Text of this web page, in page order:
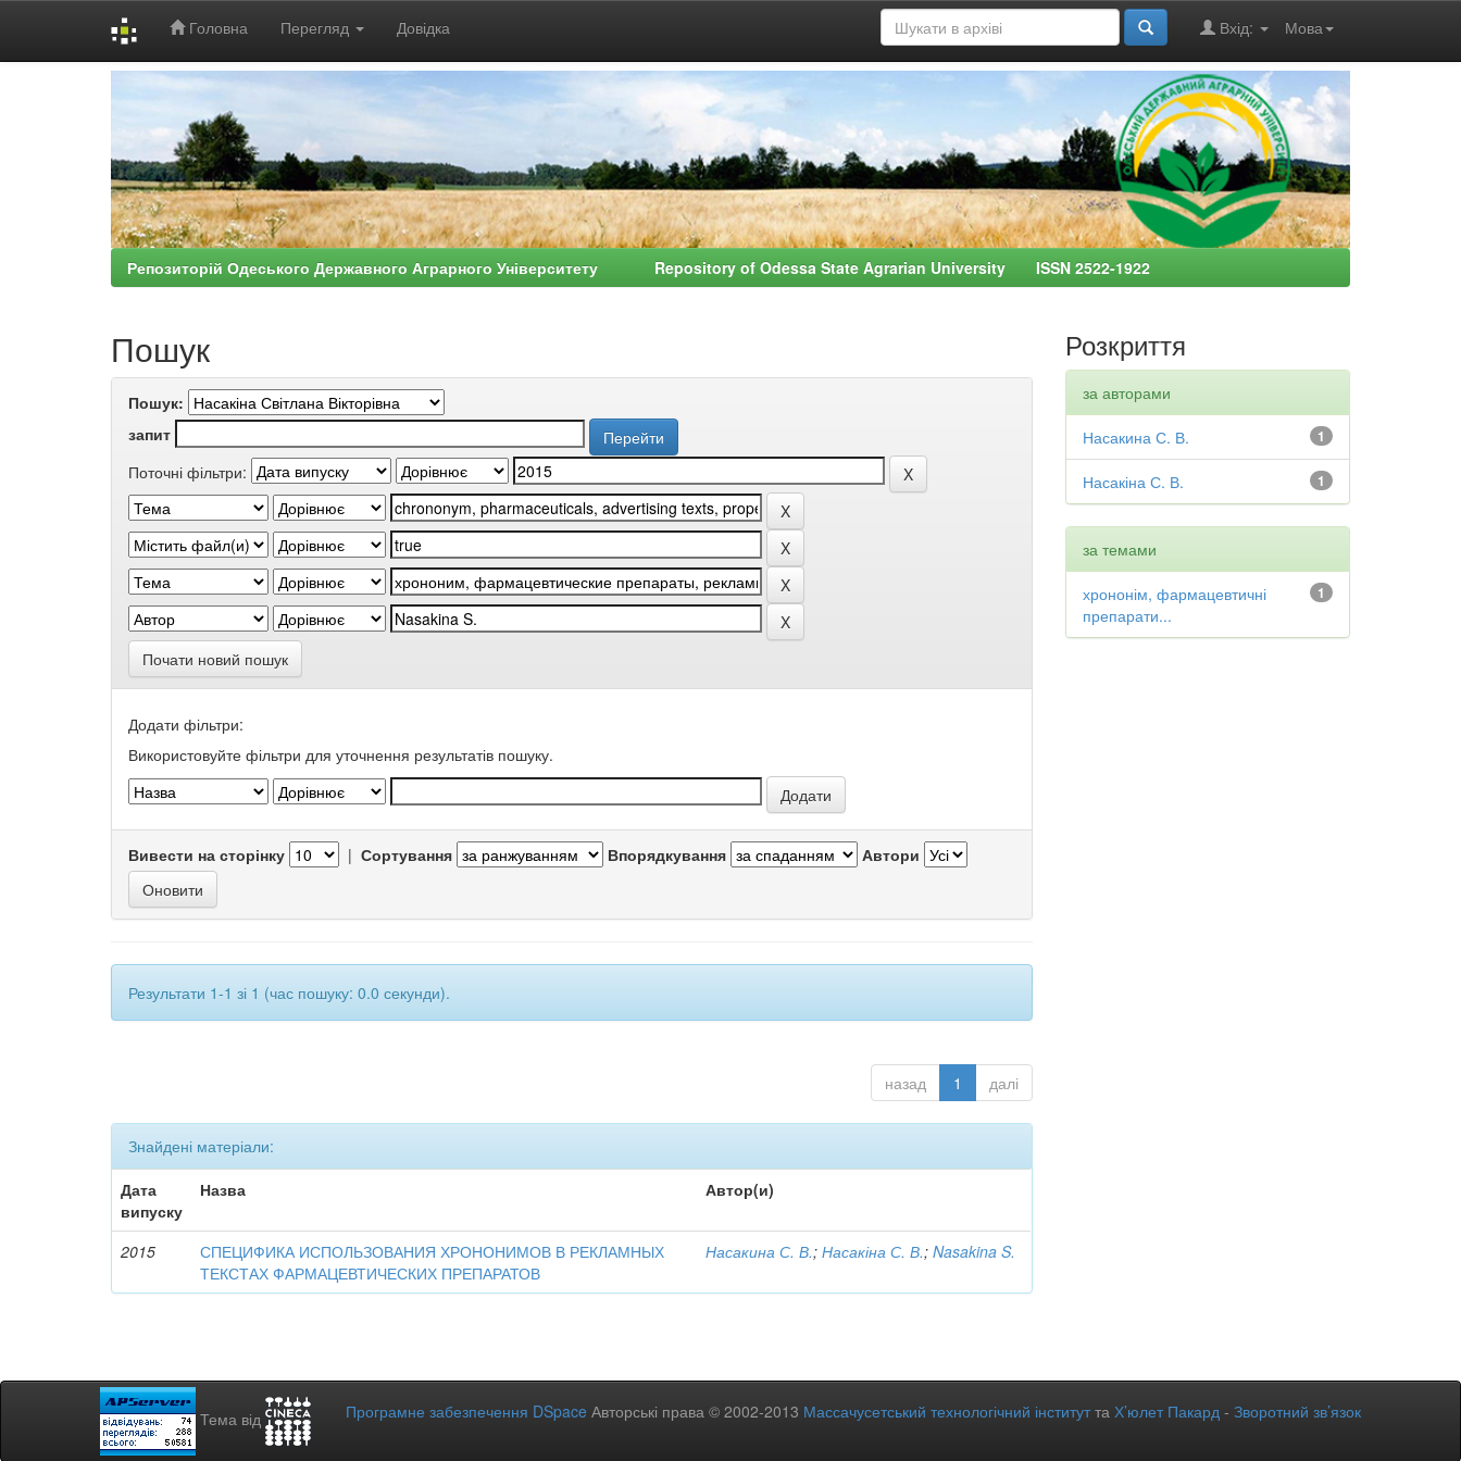
Головна Перегляд Довідка Мова
Вхід:
Репозиторій Одеського Державного Аграрного Університету Repository of Odessa State Agrarian University ISSN 2522-1922
Пошук
Пошук:
запит
Поточні фільтри:
Почати новий пошук
Додати фільтри:
Використовуйте фільтри для уточнення результатів пошуку.
Вивести на сторінку | Сортування Впорядкування Автори
Результати 1-1 зі 1 (час пошуку: 0.0 секунди).
назад 1 далі
Знайдені матеріали:
Дата
випуску
Назва Автор(и)
2015
СПЕЦИФИКА ИСПОЛЬЗОВАНИЯ ХРОНОНИМОВ В РЕКЛАМНЫХ
ТЕКСТАХ ФАРМАЦЕВТИЧЕСКИХ ПРЕПАРАТОВ
Насакина С. В.;Насакіна С. В.;Nasakina S.
Розкриття
за авторами
1
Насакина С. В.
1
Насакіна С. В.
за темами
1
хрононім, фармацевтичні
препарати...
Тема від Програмне забезпечення DSpace Авторські права © 2002-2013 Массачусетський технологічний інститутта Х’юлет Пакард - Зворотний зв’язок